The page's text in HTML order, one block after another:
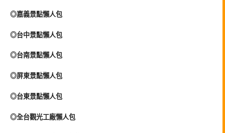
◎嘉義景點懶人包
◎台中景點懶人包
◎台南景點懶人包
◎屏東景點懶人包
◎台東景點懶人包
◎全台觀光工廠懶人包